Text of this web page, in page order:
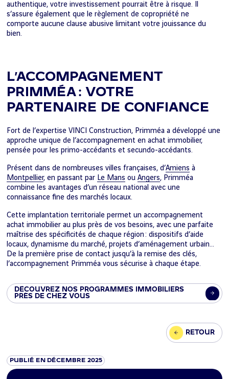
authentique, votre investissement pourrait être à risque. Il
s’assure également que le règlement de copropriété ne
comporte aucune clause abusive limitant votre jouissance du
bien.
L’ACCOMPAGNEMENT
PRIMMÉA : VOTRE
PARTENAIRE DE CONFIANCE
Fort de l’expertise VINCI Construction, Primméa a développé une
approche unique de l’accompagnement en achat immobilier,
pensée pour les primo-accédants et secundo-accédants.
Présent dans de nombreuses villes françaises, d’Amiens à
Montpellier, en passant par Le Mans ou Angers, Primméa
combine les avantages d’un réseau national avec une
connaissance fine des marchés locaux.
Cette implantation territoriale permet un accompagnement
achat immobilier au plus près de vos besoins, avec une parfaite
maîtrise des spécificités de chaque région : dispositifs d’aide
locaux, dynamisme du marché, projets d’aménagement urbain…
De la première prise de contact jusqu’à la remise des clés,
l’accompagnement Primméa vous sécurise à chaque étape.
DÉCOUVREZ NOS PROGRAMMES IMMOBILIERS
PRÈS DE CHEZ VOUS
RETOUR
PUBLIÉ EN DÉCEMBRE 2025